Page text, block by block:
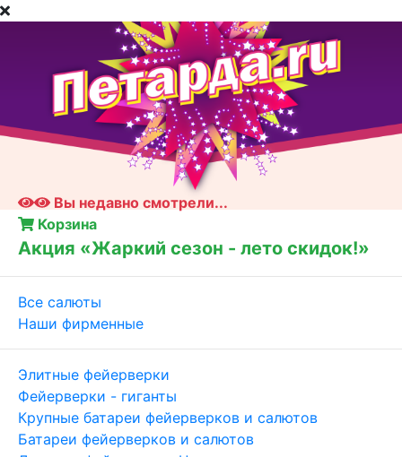
Вы недавно смотрели...
Корзина
Акция «Жаркий сезон - лето скидок!»
Все салюты
Наши фирменные
Элитные фейерверки
Фейерверки - гиганты
Крупные батареи фейерверков и салютов
Батареи фейерверков и салютов